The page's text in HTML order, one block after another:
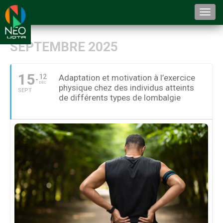
SEPTEMBRE 2025
15
SEPT
12
DÉC
Adaptation et motivation à l’exercice
physique chez des individus atteints
de différents types de lombalgie